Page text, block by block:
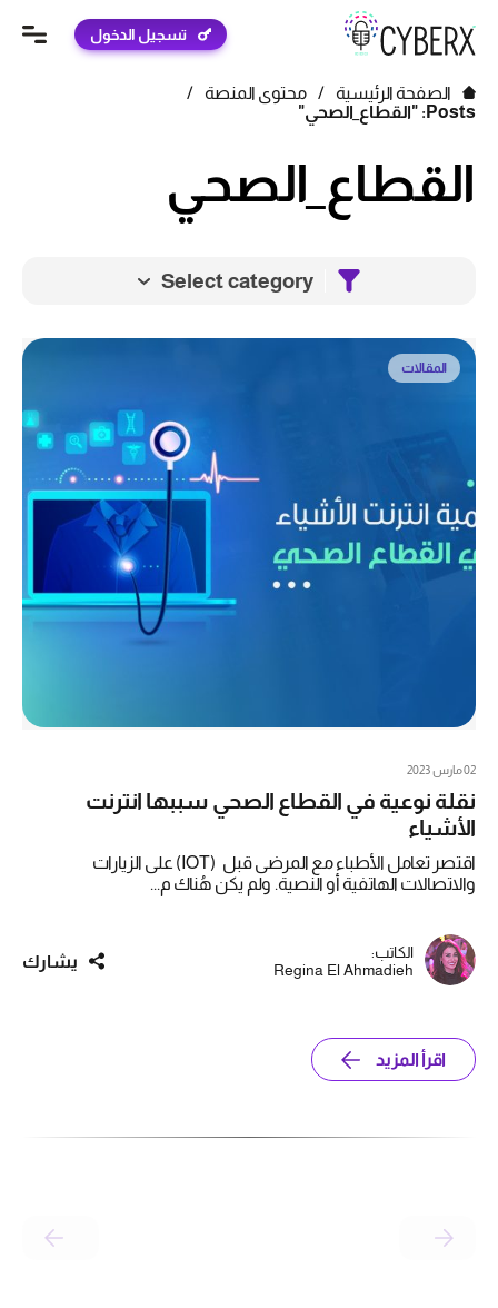
تسجيل الدخول
الصفحة الرئيسية / محتوى المنصة
/
Posts: "القطاع_الصحي"
القطاع_الصحي
Select category
المقالات
02 مارس 2023
نقلة نوعية في القطاع الصحي سببها انترنت
الأشياء
اقتصر تعامل الأطباء مع المرضى قبل (IOT) على الزيارات
والاتصالات الهاتفية أو النصية. ولم يكن هُناك م...
الكاتب:
Regina El Ahmadieh
يشارك
اقرأ المزيد